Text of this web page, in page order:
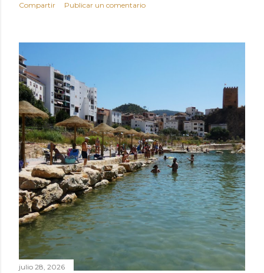
Compartir Publicar un comentario
julio 28, 2026